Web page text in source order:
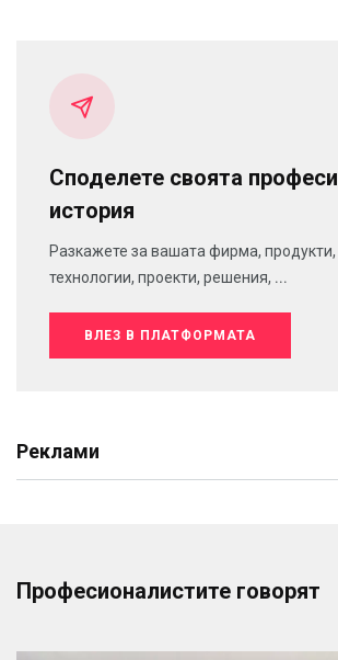
Споделете своята
история
Разкажете за вашата фирма,
технологии, проекти, решения, ...
ВЛЕЗ В ПЛАТФОРМАТА
Реклами
Професионалистите говорят